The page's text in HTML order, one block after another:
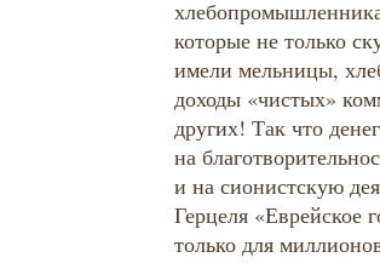
которые не только
имели мельницы,
доходы «чистых»
других! Так что
на
и на сионистскую
Герцеля «Еврейское
только для